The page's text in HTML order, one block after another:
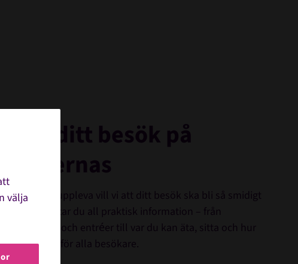
ditt besök på
vad du ska uppleva vill vi att ditt besök ska bli så smidigt
Här hittar du all praktisk information – från
parkering och entréer till var du kan äta, sitta och hur
anpassad för alla besökare.
välja